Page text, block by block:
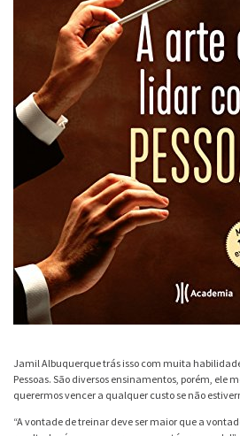
Jamil Albuquerque trás isso com muita
Pessoas. São diversos ensinamentos, porém, ele
querermos vencer a qualquer custo se não
“A vontade de treinar deve ser maior que a